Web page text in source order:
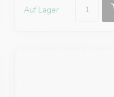
Auf Lager